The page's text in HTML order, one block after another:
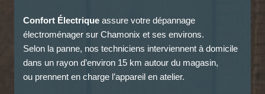
Confort Électrique assure votre dépannage
électroménager sur Chamonix et ses environs.
Selon la panne, nos techniciens interviennent à domicile
dans un rayon d’environ 15 km autour du magasin,
ou prennent en charge l’appareil en atelier.